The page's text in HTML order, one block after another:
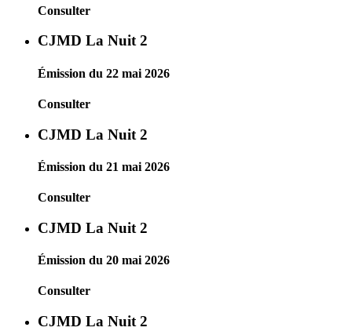
Consulter
CJMD La Nuit 2
Émission du 22 mai 2026
Consulter
CJMD La Nuit 2
Émission du 21 mai 2026
Consulter
CJMD La Nuit 2
Émission du 20 mai 2026
Consulter
CJMD La Nuit 2